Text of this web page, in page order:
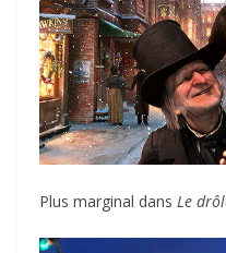
Plus marginal dans Le